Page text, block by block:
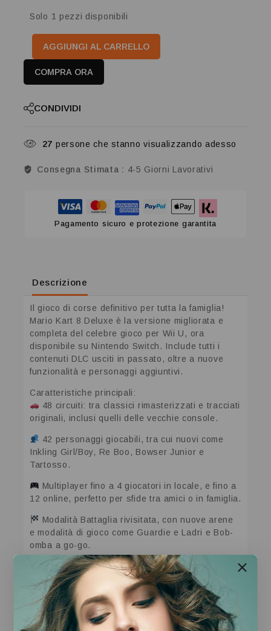
Solo 1 pezzi disponibili
AGGIUNGI AL CARRELLO
COMPRA ORA
CONDIVIDI
27 persone che stanno visualizzando adesso
Consegna Stimata : 4-5 Giorni Lavorativi
Pagamento sicuro e protezione garantita
Descrizione
Il gioco di corse definitivo per tutta la famiglia!
Mario Kart 8 Deluxe è la versione migliorata e
completa del celebre gioco per Wii U, ora
disponibile su Nintendo Switch. Include tutti i
contenuti DLC usciti in passato, oltre a nuove
funzionalità e personaggi aggiuntivi.
Caratteristiche principali:
48 circuiti: tra classici rimasterizzati e tracciati
originali, inclusi quelli delle vecchie console.
42 personaggi giocabili, tra cui nuovi come
Inkling Girl/Boy, Re Boo, Bowser Junior e
Tartosso.
Multiplayer fino a 4 giocatori in locale, e fino a
12 online, perfetto per sfide tra amici o in famiglia.
Modalità Battaglia rivisitata, con nuove arene
e modalità di gioco come Guardie e Ladri e Bob-
omba a go-go.
Assistenza alla guida: perfetta per i più piccoli
o per chi gioca per la prima volta.
Compatibile con il Pass Percorsi Aggiuntivi
(venduto separatamente), che aggiunge altri
circuiti per ancora più divertimento.